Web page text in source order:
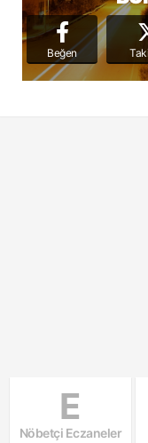
Beğen
E
Nöbetçi Eczaneler